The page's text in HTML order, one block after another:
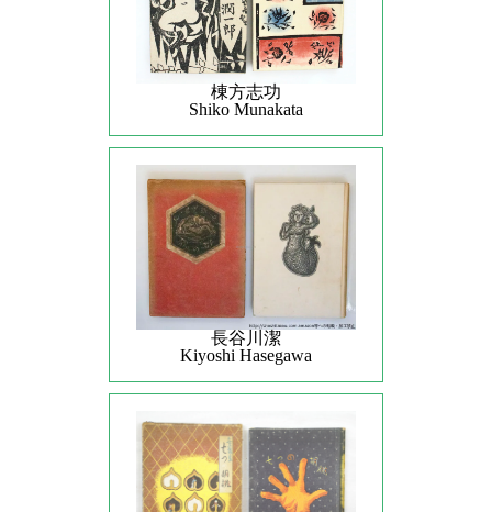
棟方志功
Shiko Munakata
長谷川潔
Kiyoshi Hasegawa